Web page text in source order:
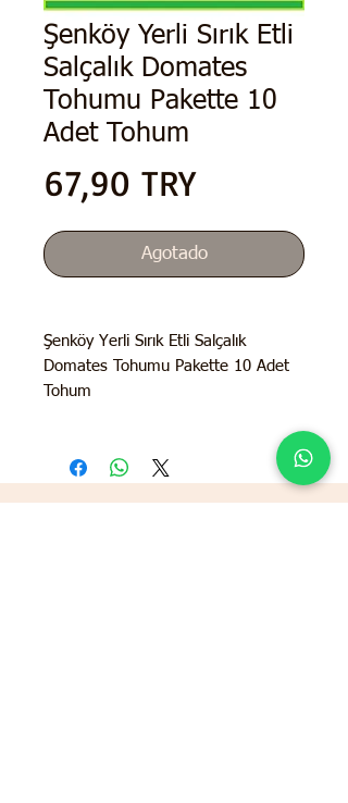
Şenköy Yerli Sırık Etli
Salçalık Domates
Tohumu Pakette 10
Adet Tohum
67,90 TRYPrecio
Agotado
Şenköy Yerli Sırık Etli Salçalık
Domates Tohumu Pakette 10 Adet
Tohum